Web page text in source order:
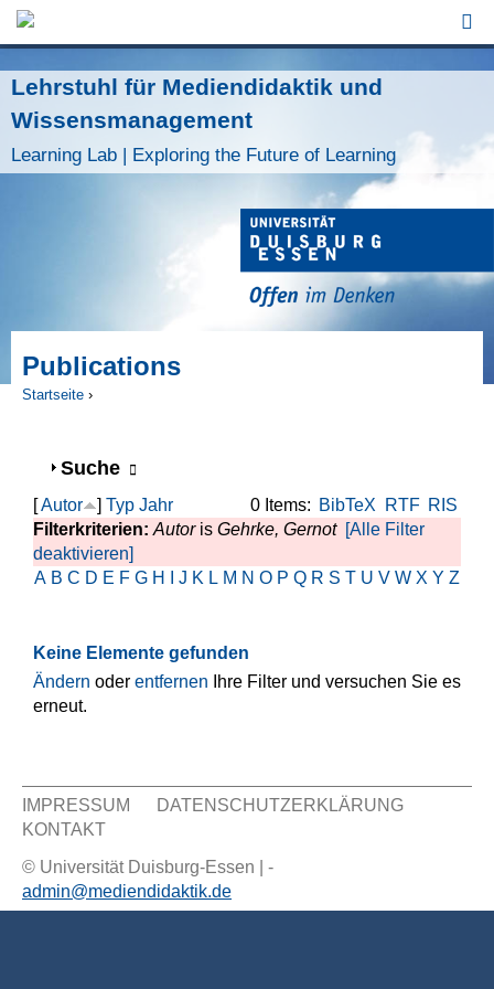
Lehrstuhl für Mediendidaktik und
Wissensmanagement
Learning Lab | Exploring the Future of Learning
Publications
Startseite ›
Anzeigen
Suche
0 Items: BibTeX RTF RIS
[Autor ] Typ Jahr
Filterkriterien: Autoris Gehrke, Gernot [Alle Filter
deaktivieren]
A B C D E F G H J K L M N O P Q R S T U V W X Y Z
Keine Elemente gefunden
Ändern oder entfernen Ihre Filter und versuchen Sie es
erneut.
Sekundär Menü
IMPRESSUM
DATENSCHUTZERKLÄRUNG
KONTAKT
© Universität Duisburg-Essen | -
admin@mediendidaktik.de